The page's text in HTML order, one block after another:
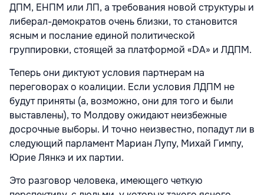
ДПМ, ЕНПМ или ЛП, а требования новой структуры и
либерал-демократов очень близки, то становится
ясным и послание единой политической
группировки, стоящей за платформой «DA» и ЛДПМ.
Теперь они диктуют условия партнерам на
переговорах о коалиции. Если условия ЛДПМ не
будут приняты (а, возможно, они для того и были
выставлены), то Молдову ожидают неизбежные
досрочные выборы. И точно неизвестно, попадут ли в
следующий парламент Мариан Лупу, Михай Гимпу,
Юрие Лянкэ и их партии.
Это разговор человека, имеющего четкую